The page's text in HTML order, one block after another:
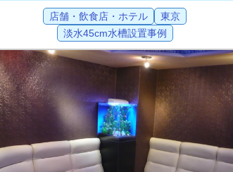
店舗・飲食店・ホテル
東京
淡水45cm水槽設置事例